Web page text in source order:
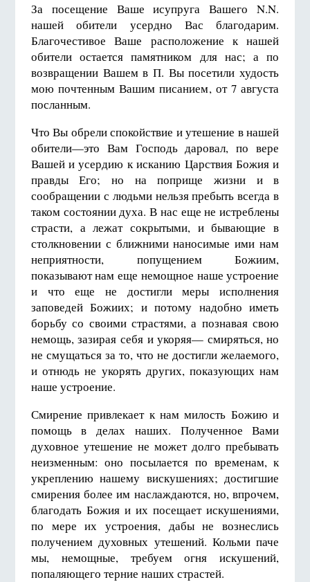
За посещение Ваше исупруга Вашего N.N.
нашей обители усердно Вас благодарим.
Благочестивое Ваше расположение к нашей
обители остается памятником для нас; а по
возвращении Вашем в П. Вы посетили худость
мою почтенным Вашим писанием, от 7 августа
посланным.
Что Вы обрели спокойствие и утешение в нашей
обители—это Вам Господь даровал, по вере
Вашей и усердию к исканию Царствия Божия и
правды Его; но на поприще жизни и в
сообращении с людьми нельзя пребыть всегда в
таком состоянии духа. В нас еще не истреблены
страсти, а лежат сокрытыми, и бывающие в
столкновении с ближними наносимые ими нам
неприятности, попущением Божиим,
показывают нам еще немощное наше устроение
и что еще не достигли меры исполнения
заповедей Божиих; и потому надобно иметь
борьбу со своими страстями, а познавая свою
немощь, зазирая себя и укоряя— смиряться, но
не смущаться за то, что не достигли желаемого,
и отнюдь не укорять других, показующих нам
наше устроение.
Смирение привлекает к нам милость Божию и
помощь в делах наших. Полученное Вами
духовное утешение не может долго пребывать
неизменным: оно посылается по временам, к
укреплению нашему вискушениях; достигшие
смирения более им наслаждаются, но, впрочем,
благодать Божия и их посещает искушениями,
по мере их устроения, дабы не вознеслись
получением духовных утешений. Кольми паче
мы, немощные, требуем огня искушений,
попаляющего терние наших страстей.